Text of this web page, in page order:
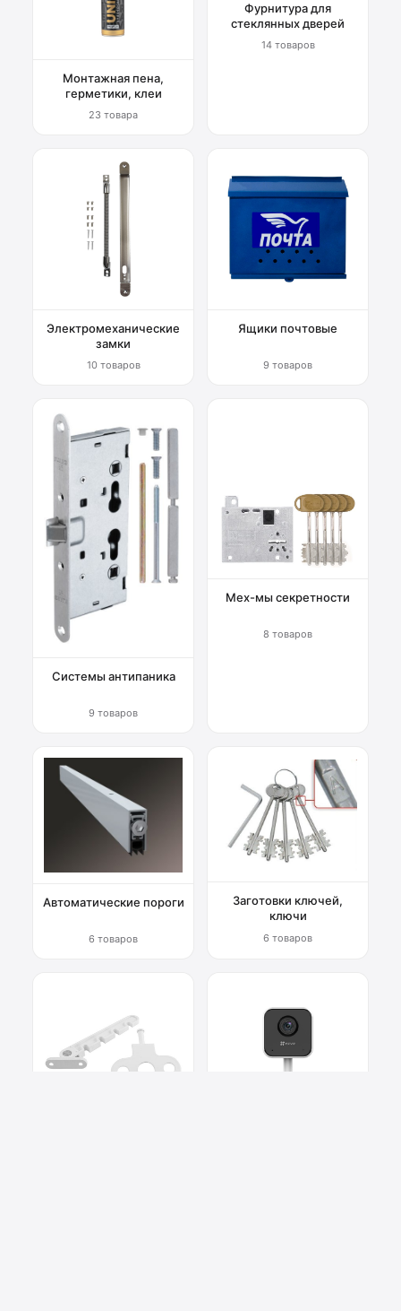
Монтажная пена,
герметики, клеи
23 товара
Фурнитура для
стеклянных дверей
14 товаров
Электромеханические
замки
10 товаров
Ящики почтовые
9 товаров
Системы антипаника
9 товаров
Мех-мы секретности
8 товаров
Автоматические пороги
6 товаров
Заготовки ключей,
ключи
6 товаров